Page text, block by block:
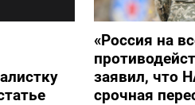
«Россия на
заявил, что
срочная